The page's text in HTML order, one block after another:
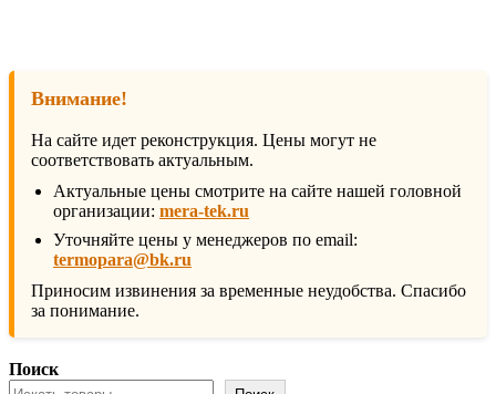
Внимание!
На сайте идет реконструкция. Цены могут не
соответствовать актуальным.
Актуальные цены смотрите на сайте нашей головной
организации: mera-tek.ru
Уточняйте цены у менеджеров по email:
termopara@bk.ru
Приносим извинения за временные неудобства. Спасибо
за понимание.
Поиск